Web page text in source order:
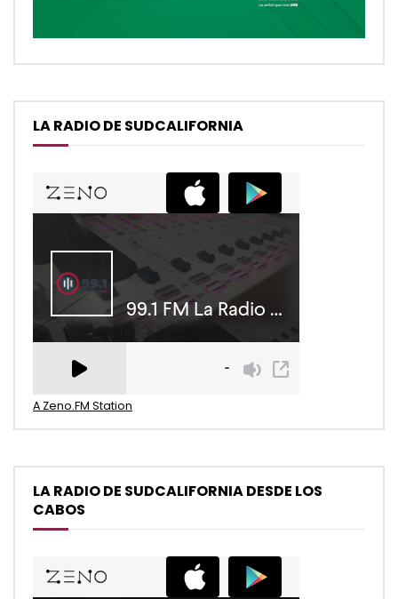
LA RADIO DE SUDCALIFORNIA
A Zeno.FM Station
LA RADIO DE SUDCALIFORNIA DESDE LOS
CABOS